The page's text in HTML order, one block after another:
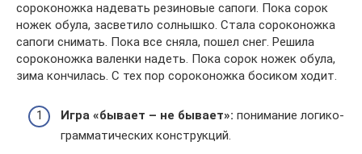
сороконожка надевать резиновые сапоги. Пока сорок
ножек обула, засветило солнышко. Стала сороконожка
сапоги снимать. Пока все сняла, пошел снег. Решила
сороконожка валенки надеть. Пока сорок ножек обула,
зима кончилась. С тех пор сороконожка босиком ходит.
Игра «бывает – не бывает»: понимание логико-
грамматических конструкций.